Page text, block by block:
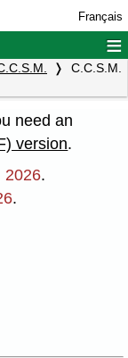
Français
≡
C.C.S.M.
need an
version.
2026.
.